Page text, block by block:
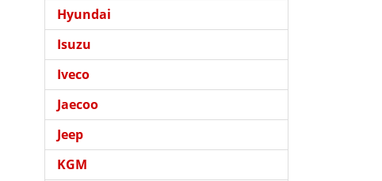
Hyundai
Isuzu
Iveco
Jaecoo
Jeep
KGM